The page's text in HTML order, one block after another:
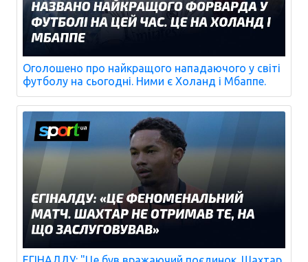
Оголошено про найкращого нападаючого у світі
футболу на сьогодні. Ними є Холанд і Мбаппе.